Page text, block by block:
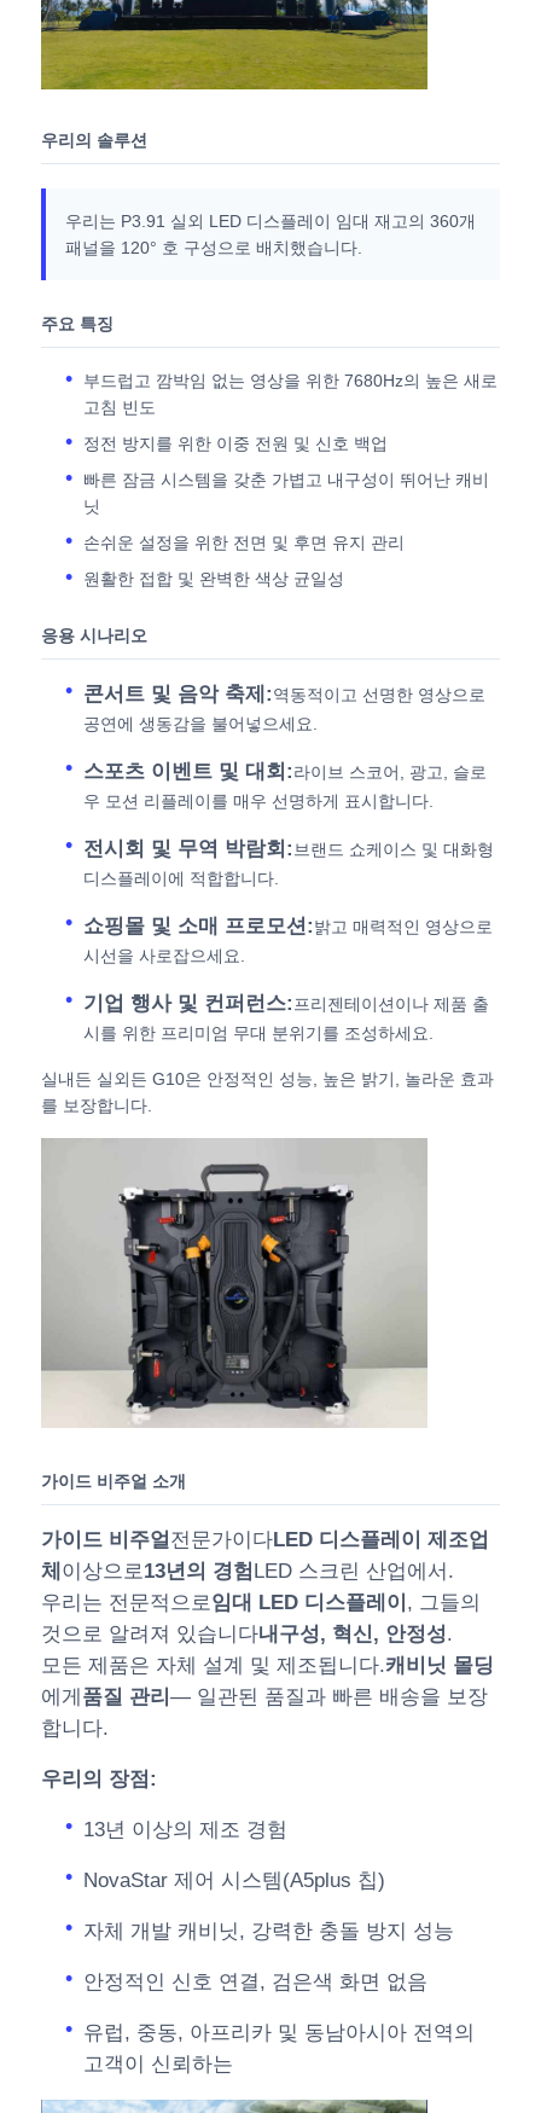
SMD LED 화면
야외 LED 디스플레이 보드
옥외 지도된 ​​게시판
우리의 솔루션
우리는 P3.91 실외 LED 디스플레이 임대 재고의 360개
패널을 120° 호 구성으로 배치했습니다.
주요 특징
부드럽고 깜박임 없는 영상을 위한 7680Hz의 높은 새로
고침 빈도
정전 방지를 위한 이중 전원 및 신호 백업
빠른 잠금 시스템을 갖춘 가볍고 내구성이 뛰어난 캐비
닛
손쉬운 설정을 위한 전면 및 후면 유지 관리
원활한 접합 및 완벽한 색상 균일성
응용 시나리오
콘서트 및 음악 축제:역동적이고 선명한 영상으로
공연에 생동감을 불어넣으세요.
스포츠 이벤트 및 대회:라이브 스코어, 광고, 슬로
우 모션 리플레이를 매우 선명하게 표시합니다.
전시회 및 무역 박람회: 브랜드 쇼케이스 및 대화형
디스플레이에 적합합니다.
쇼핑몰 및 소매 프로모션:밝고 매력적인 영상으로
시선을 사로잡으세요.
기업 행사 및 컨퍼런스: 프리젠테이션이나 제품 출
시를 위한 프리미엄 무대 분위기를 조성하세요.
실내든 실외든 G10은 안정적인 성능, 높은 밝기, 놀라운 효과
를 보장합니다.
가이드 비주얼 소개
가이드 비주얼 전문가이다LED 디스플레이 제조업
체 이상으로 13년의 경험LED 스크린 산업에서.
우리는 전문적으로 임대 LED 디스플레이 , 그들의
것으로 알려져 있습니다내구성, 혁신, 안정성.
모든 제품은 자체 설계 및 제조됩니다.캐비닛 몰딩
에게 품질 관리— 일관된 품질과 빠른 배송을 보장
합니다.
우리의 장점:
13년 이상의 제조 경험
NovaStar 제어 시스템(A5plus 칩)
자체 개발 캐비닛, 강력한 충돌 방지 성능
안정적인 신호 연결, 검은색 화면 없음
유럽, 중동, 아프리카 및 동남아시아 전역의
고객이 신뢰하는